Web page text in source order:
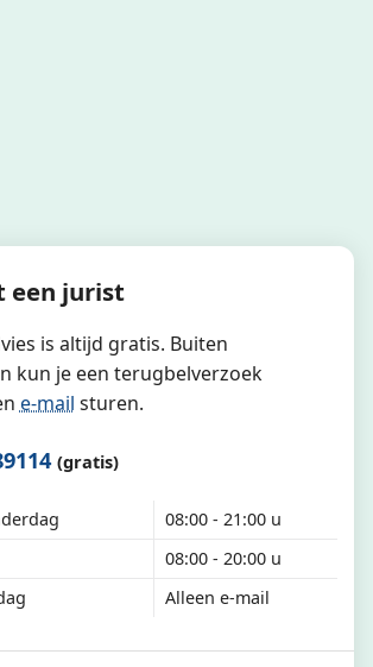
een jurist
is altijd gratis. Buiten
kun je een terugbelverzoek
e-mail sturen.
(gratis)
08:00 - 21:00 u
08:00 - 20:00 u
Alleen e-mail